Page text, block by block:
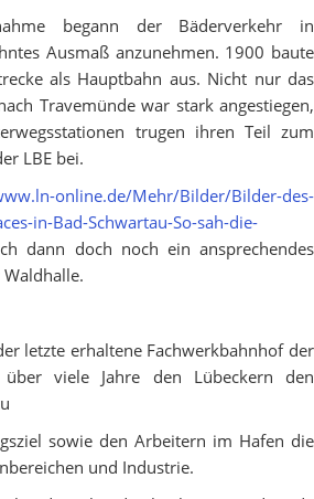
begann der Bäderverkehr in
Ausmaß anzunehmen. 1900 baute
als Hauptbahn aus. Nicht nur das
Travemünde war stark angestiegen,
trugen ihren Teil zum
LBE bei.
online.de/Mehr/Bilder/Bilder-des-
in-Bad-Schwartau-So-sah-die-
dann doch noch ein ansprechendes
letzte erhaltene Fachwerkbahnhof der
viele Jahre den Lübeckern den
sowie den Arbeitern im Hafen die
und Industrie.